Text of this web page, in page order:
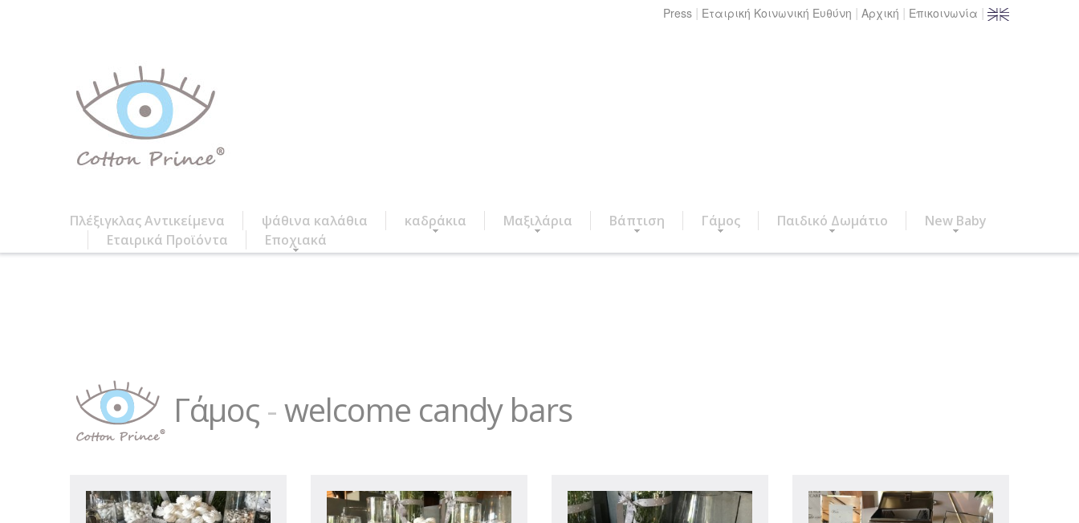
Press | Εταιρική Κοινωνική Ευθύνη | Αρχική | Επικοινωνία |
Πλέξιγκλας Αντικείμενα ψάθινα καλάθια καδράκια Μαξιλάρια Βάπτιση Γάμος Παιδικό Δωμάτιο
New Baby
Εταιρικά Προϊόντα
Εποχιακά
Γάμος -welcome candy bars